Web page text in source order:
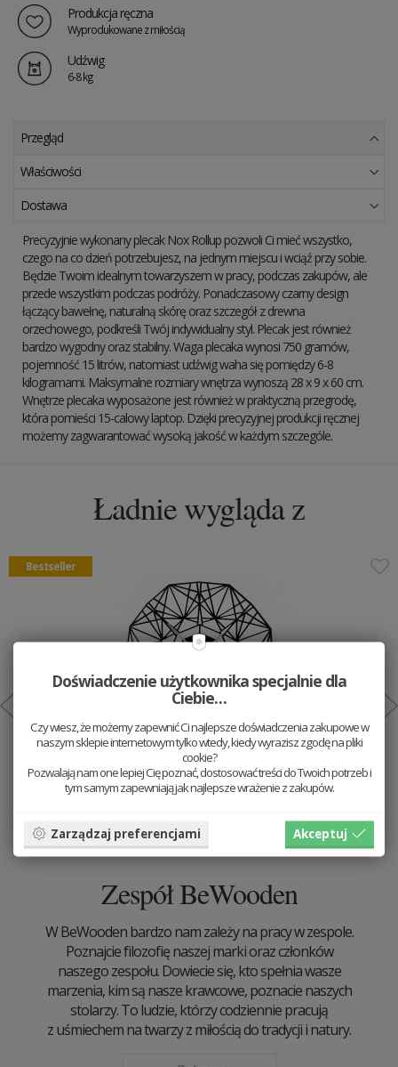
Produkcja ręczna
Wyprodukowane z miłością
Udźwig
6-8 kg
Przegląd
Właściwości
Dostawa
Precyzyjnie wykonany plecak Nox Rollup pozwoli Ci mieć wszystko,
czego na co dzień potrzebujesz, na jednym miejscu i wciąź przy sobie.
Będzie Twoim idealnym towarzyszem w pracy, podczas zakupów, ale
przede wszystkim podczas podróży. Ponadczasowy czarny design
łączący bawełnę, naturalną skórę oraz szczegół z drewna
orzechowego, podkreśli Twój indywidualny styl. Plecak jest również
bardzo wygodny oraz stabilny. Waga plecaka wynosi 750 gramów,
pojemność 15 litrów, natomiast udźwig waha się pomiędzy 6-8
kilogramami. Maksymalne rozmiary wnętrza wynoszą 28 x 9 x 60 cm.
Wnętrze plecaka wyposażone jest również w praktyczną przegrodę,
która pomieści 15-calowy laptop. Dzięki precyzyjnej produkcji ręcznej
możemy zagwarantować wysoką jakość w każdym szczególe.
Ładnie wygląda z
Bestseller
Drewniany zegar Arte Nox Clock
169 PLN
Zespół BeWooden
W BeWooden bardzo nam zależy na pracy w zespole.
Poznajcie filozofię naszej marki oraz członków
naszego zespołu. Dowiecie się, kto spełnia wasze
marzenia, kim są nasze krawcowe, poznacie naszych
stolarzy. To ludzie, którzy codziennie pracują
z uśmiechem na twarzy z miłością do tradycji i natury.
Doświadczenie użytkownika specjalnie dla
Ciebie…
Czy wiesz, że możemy zapewnić Ci najlepsze doświadczenia zakupowe w
naszym sklepie internetowym tylko wtedy, kiedy wyrazisz zgodę na pliki
cookie?
Pozwalają nam one lepiej Cię poznać, dostosować treści do Twoich potrzeb i
tym samym zapewniają jak najlepsze wrażenie z zakupów.
Zarządzaj preferencjami Akceptuj